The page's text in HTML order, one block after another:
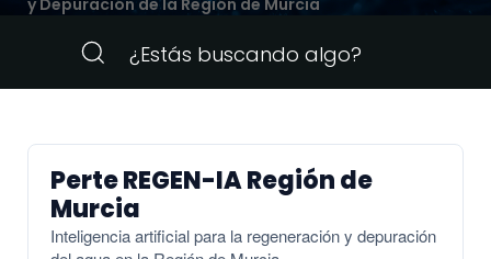
y Depuración de la Región de Murcia
Perte REGEN-IA Región de
Murcia
Inteligencia artificial para la regeneración y depuración